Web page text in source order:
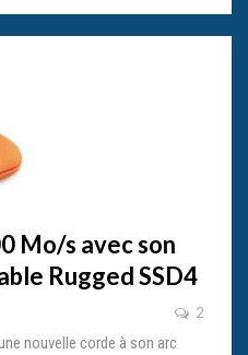
Mo/s avec son
Rugged SSD4
2
nouvelle corde à son arc